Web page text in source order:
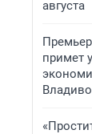
августа
примет